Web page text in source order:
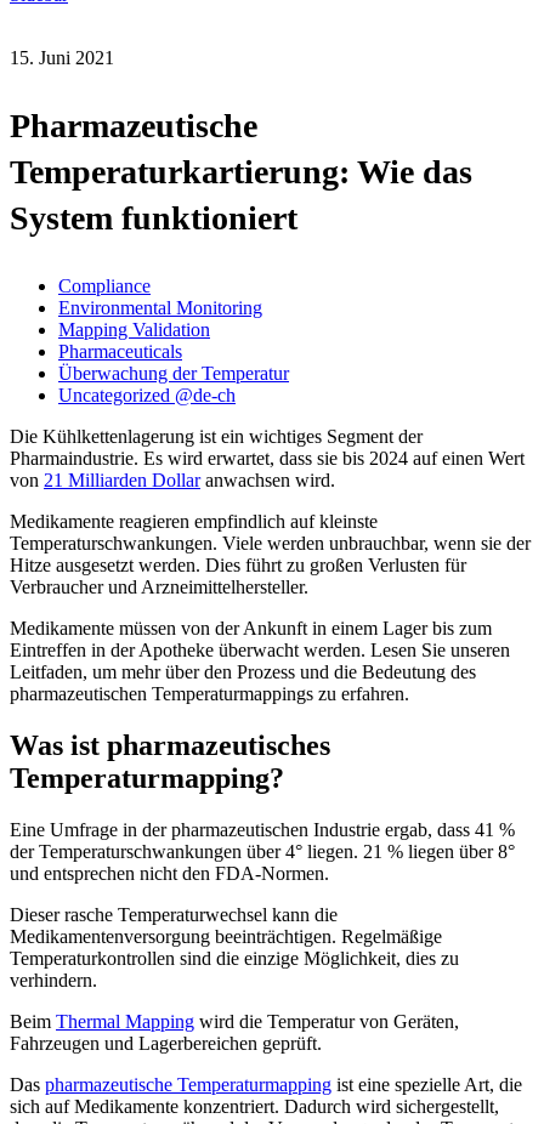
15. Juni 2021
Pharmazeutische
Temperaturkartierung: Wie das
System funktioniert
Compliance
Environmental Monitoring
Mapping Validation
Pharmaceuticals
Überwachung der Temperatur
Uncategorized @de-ch
Die Kühlkettenlagerung ist ein wichtiges Segment der
Pharmaindustrie. Es wird erwartet, dass sie bis 2024 auf einen Wert
von 21 Milliarden Dollaranwachsen wird.
Medikamente reagieren empfindlich auf kleinste
Temperaturschwankungen. Viele werden unbrauchbar, wenn sie der
Hitze ausgesetzt werden. Dies führt zu großen Verlusten für
Verbraucher und Arzneimittelhersteller.
Medikamente müssen von der Ankunft in einem Lager bis zum
Eintreffen in der Apotheke überwacht werden. Lesen Sie unseren
Leitfaden, um mehr über den Prozess und die Bedeutung des
pharmazeutischen Temperaturmappings zu erfahren.
Was ist pharmazeutisches
Temperaturmapping?
Eine Umfrage in der pharmazeutischen Industrie ergab, dass 41 %
der Temperaturschwankungen über 4° liegen. 21 % liegen über 8°
und entsprechen nicht den FDA-Normen.
Dieser rasche Temperaturwechsel kann die
Medikamentenversorgung beeinträchtigen. Regelmäßige
Temperaturkontrollen sind die einzige Möglichkeit, dies zu
verhindern.
Beim Thermal Mapping wird die Temperatur von Geräten,
Fahrzeugen und Lagerbereichen geprüft.
Das pharmazeutische Temperaturmapping ist eine spezielle Art, die
sich auf Medikamente konzentriert. Dadurch wird sichergestellt,